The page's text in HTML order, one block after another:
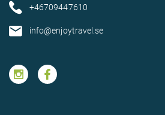
+46709447610
info@enjoytravel.se